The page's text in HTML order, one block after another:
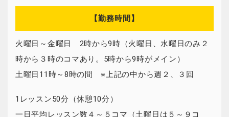
【勤務時間】
火曜日～金曜日 2時から9時（火曜日、水曜日のみ２
時から３時のコマあり。5時から9時がメイン）
土曜日11時～8時の間 ※上記の中から週２、３回
1レッスン50分（休憩10分）
一日平均レッスン数４～５コマ（土曜日は５～９コ